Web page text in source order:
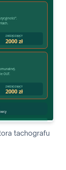
tachografu